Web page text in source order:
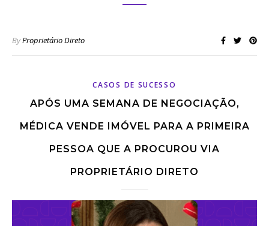
ByProprietário Direto
CASOS DE SUCESSO
APÓS UMA SEMANA DE NEGOCIAÇÃO,
MÉDICA VENDE IMÓVEL PARA A PRIMEIRA
PESSOA QUE A PROCUROU VIA
PROPRIETÁRIO DIRETO